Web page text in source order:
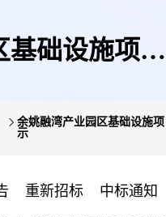
基础设施项目
余姚融湾产业园区基础设施
示
重新招标 中标通知